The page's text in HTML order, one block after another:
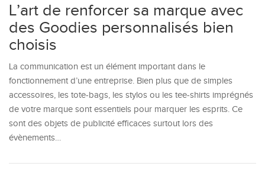
L’art de renforcer sa marque avec
des Goodies personnalisés bien
choisis
La communication est un élément important dans le
fonctionnement d’une entreprise. Bien plus que de simples
accessoires, les tote-bags, les stylos ou les tee-shirts imprégnés
de votre marque sont essentiels pour marquer les esprits. Ce
sont des objets de publicité efficaces surtout lors des
évènements…